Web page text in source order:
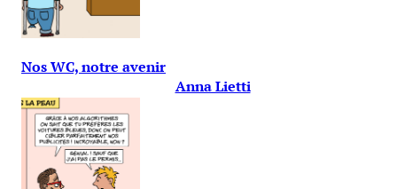
Nos WC, notre avenir
Anna Lietti